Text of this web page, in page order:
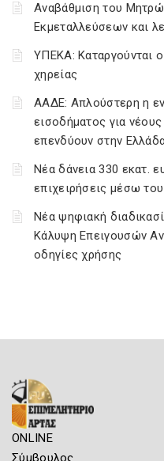
Αναβάθμιση του
Εκμεταλλεύσεων και
ΥΠΕΚΑ: Καταργούνται
χηρείας
ΑΑΔΕ: Απλούστερη η
εισοδήματος για
επενδύουν στην
Νέα δάνεια 330 εκατ.
επιχειρήσεις μέσω του
Νέα ψηφιακή
Κάλυψη Επειγουσών
οδηγίες χρήσης
ONLINE
Σύμβουλος